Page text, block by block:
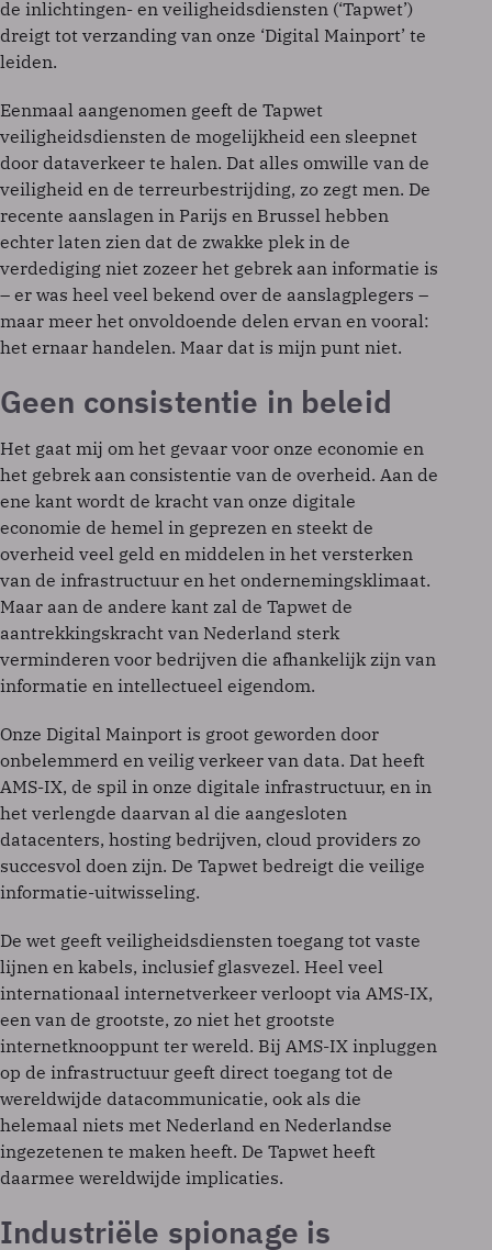
de inlichtingen- en veiligheidsdiensten (‘Tapwet’)
dreigt tot verzanding van onze ‘Digital Mainport’ te
leiden.
Eenmaal aangenomen geeft de Tapwet
veiligheidsdiensten de mogelijkheid een sleepnet
door dataverkeer te halen. Dat alles omwille van de
veiligheid en de terreurbestrijding, zo zegt men. De
recente aanslagen in Parijs en Brussel hebben
echter laten zien dat de zwakke plek in de
verdediging niet zozeer het gebrek aan informatie is
– er was heel veel bekend over de aanslagplegers –
maar meer het onvoldoende delen ervan en vooral:
het ernaar handelen. Maar dat is mijn punt niet.
Geen consistentie in beleid
Het gaat mij om het gevaar voor onze economie en
het gebrek aan consistentie van de overheid. Aan de
ene kant wordt de kracht van onze digitale
economie de hemel in geprezen en steekt de
overheid veel geld en middelen in het versterken
van de infrastructuur en het ondernemingsklimaat.
Maar aan de andere kant zal de Tapwet de
aantrekkingskracht van Nederland sterk
verminderen voor bedrijven die afhankelijk zijn van
informatie en intellectueel eigendom.
Onze Digital Mainport is groot geworden door
onbelemmerd en veilig verkeer van data. Dat heeft
AMS-IX, de spil in onze digitale infrastructuur, en in
het verlengde daarvan al die aangesloten
datacenters, hosting bedrijven, cloud providers zo
succesvol doen zijn. De Tapwet bedreigt die veilige
informatie-uitwisseling.
De wet geeft veiligheidsdiensten toegang tot vaste
lijnen en kabels, inclusief glasvezel. Heel veel
internationaal internetverkeer verloopt via AMS-IX,
een van de grootste, zo niet het grootste
internetknooppunt ter wereld. Bij AMS-IX inpluggen
op de infrastructuur geeft direct toegang tot de
wereldwijde datacommunicatie, ook als die
helemaal niets met Nederland en Nederlandse
ingezetenen te maken heeft. De Tapwet heeft
daarmee wereldwijde implicaties.
Industriële spionage is